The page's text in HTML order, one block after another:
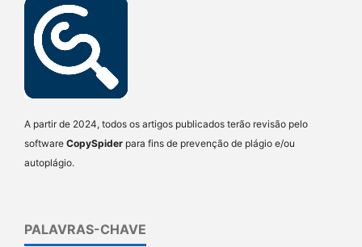
A partir de 2024, todos os artigos publicados terão revisão pelo
software CopySpider para fins de prevenção de plágio e/ou
autoplágio.
PALAVRAS-CHAVE